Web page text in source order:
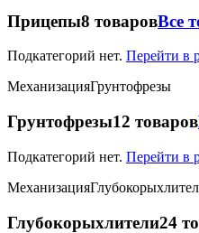
Прицепы8 товаровВсе
Подкатегорий нет. Перейти в
МеханизацияГрунтофрезы
Грунтофрезы12 товаров
Подкатегорий нет. Перейти в
Механизация
Глубокорыхлители24